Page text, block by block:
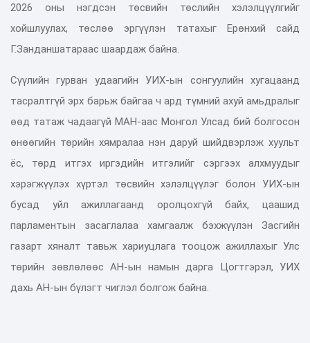
2026 оны нэгдсэн төсвийн төслийн хэлэлцүүлгийг
хойшлуулах, төслөө эргүүлэн татахыг Ерөнхий сайд
Г.Занданшатараас шаардаж байна.
Сүүлийн гурван удаагийн УИХ-ын сонгуулийн хугацаанд
тасралтгүй эрх барьж байгаа ч ард түмний ахуй амьдралыг
өөд татаж чадаагүй МАН-аас Монгол Улсад бий болгосон
өнөөгийн төрийн хямралаа нэн даруй шийдвэрлэж хуульт
ёс, төрд итгэх иргэдийн итгэлийг сэргээх алхмуудыг
хэрэгжүүлэх хүртэл төсвийн хэлэлцүүлэг болон УИХ-ын
бусад уйл ажиллагаанд оролцохгүй байх, цаашид
парламентын засаглалаа хамгаалж бэхжүүлэн Засгийн
газарт хяналт тавьж хариуцлага тооцож ажиллахыг Улс
төрийн зөвлөлөөс АН-ын намын дарга Цогтгэрэл, УИХ
дахь АН-ын бүлэгт чиглэл болгож байна.